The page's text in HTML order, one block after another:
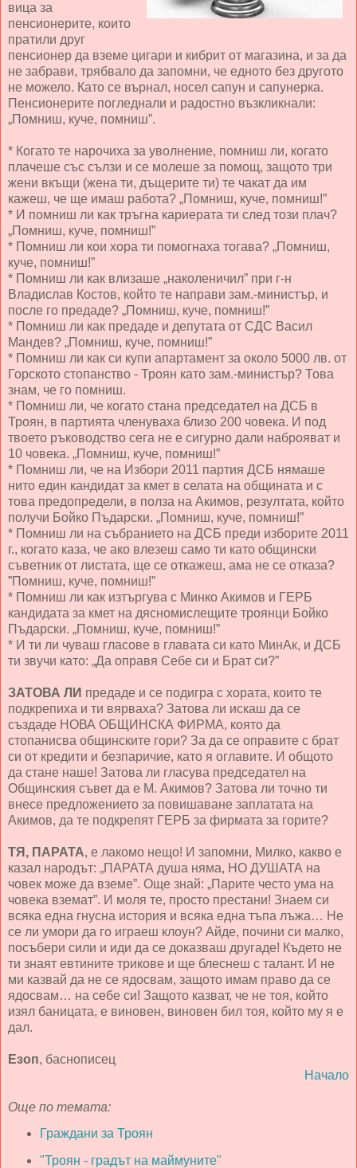
вица за
пенсионерите, които
пратили друг
пенсионер да вземе цигари и кибрит от магазина, и за да
не забрави, трябвало да запомни, че едното без другото
не можело. Като се върнал, носел сапун и сапунерка.
Пенсионерите погледнали и радостно възкликнали:
„Помниш, куче, помниш”.
* Когато те нарочиха за уволнение, помниш ли, когато
плачеше със сълзи и се молеше за помощ, защото три
жени вкъщи (жена ти, дъщерите ти) те чакат да им
кажеш, че ще имаш работа? „Помниш, куче, помниш!”
* И помниш ли как тръгна кариерата ти след този плач?
„Помниш, куче, помниш!”
* Помниш ли кои хора ти помогнаха тогава? „Помниш,
куче, помниш!”
* Помниш ли как влизаше „наколеничил” при г-н
Владислав Костов, който те направи зам.-министър, и
после го предаде? „Помниш, куче, помниш!”
* Помниш ли как предаде и депутата от СДС Васил
Мандев? „Помниш, куче, помниш!”
* Помниш ли как си купи апартамент за около 5000 лв. от
Горското стопанство - Троян като зам.-министър? Това
знам, че го помниш.
* Помниш ли, че когато стана председател на ДСБ в
Троян, в партията членуваха близо 200 човека. И под
твоето ръководство сега не е сигурно дали наброяват и
10 човека. „Помниш, куче, помниш!”
* Помниш ли, че на Избори 2011 партия ДСБ нямаше
нито един кандидат за кмет в селата на общината и с
това предопредели, в полза на Акимов, резултата, който
получи Бойко Пъдарски. „Помниш, куче, помниш!”
* Помниш ли на събранието на ДСБ преди изборите 2011
г., когато каза, че ако влезеш само ти като общински
съветник от листата, ще се откажеш, ама не се отказа?
”Помниш, куче, помниш!”
* Помниш ли как изтъргува с Минко Акимов и ГЕРБ
кандидата за кмет на дясномислещите троянци Бойко
Пъдарски. „Помниш, куче, помниш!”
* И ти ли чуваш гласове в главата си като МинАк, и ДСБ
ти звучи като: „Да оправя Себе си и Брат си?”
ЗАТОВА ЛИ предаде и се подигра с хората, които те
подкрепиха и ти вярваха? Затова ли искаш да се
създаде НОВА ОБЩИНСКА ФИРМА, която да
стопанисва общинските гори? За да се оправите с брат
си от кредити и безпаричие, като я оглавите. И общото
да стане наше! Затова ли гласува председател на
Общинския съвет да е М. Акимов? Затова ли точно ти
внесе предложението за повишаване заплатата на
Акимов, да те подкрепят ГЕРБ за фирмата за горите?
ТЯ, ПАРАТА, е лакомо нещо! И запомни, Милко, какво е
казал народът: „ПАРАТА душа няма, НО ДУШАТА на
човек може да вземе”. Още знай: „Парите често ума на
човека вземат”. И моля те, просто престани! Знаем си
всяка една гнусна история и всяка една тъпа лъжа… Не
се ли умори да го играеш клоун? Айде, почини си малко,
посъбери сили и иди да се доказваш другаде! Където не
ти знаят евтините трикове и ще блеснеш с талант. И не
ми казвай да не се ядосвам, защото имам право да се
ядосвам… на себе си! Защото казват, че не тоя, който
изял баницата, е виновен, виновен бил тоя, който му я е
дал.
Езоп, баснописец
Начало
Още по темата:
Граждани за Троян
"Троян - градът на маймуните"